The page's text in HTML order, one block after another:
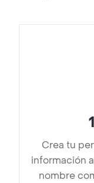
1
Crea tu
información
nombre